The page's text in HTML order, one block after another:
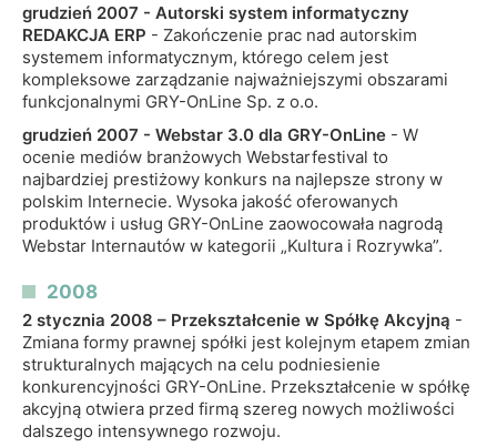
grudzień 2007 - Autorski system informatyczny
REDAKCJA ERP - Zakończenie prac nad autorskim
systemem informatycznym, którego celem jest
kompleksowe zarządzanie najważniejszymi obszarami
funkcjonalnymi GRY-OnLine Sp. z o.o.
grudzień 2007 - Webstar 3.0 dla GRY-OnLine - W
ocenie mediów branżowych Webstarfestival to
najbardziej prestiżowy konkurs na najlepsze strony w
polskim Internecie. Wysoka jakość oferowanych
produktów i usług GRY-OnLine zaowocowała nagrodą
Webstar Internautów w kategorii „Kultura i Rozrywka”.
2008
2 stycznia 2008 – Przekształcenie w Spółkę Akcyjną -
Zmiana formy prawnej spółki jest kolejnym etapem zmian
strukturalnych mających na celu podniesienie
konkurencyjności GRY-OnLine. Przekształcenie w spółkę
akcyjną otwiera przed firmą szereg nowych możliwości
dalszego intensywnego rozwoju.